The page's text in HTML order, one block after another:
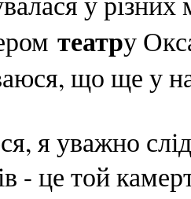
театру
що ще у
я уважно
- це той